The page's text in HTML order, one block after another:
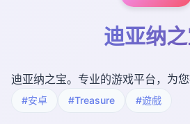
迪亚纳
迪亚纳之宝。专业的游戏平台，为您
#安卓 #Treasure #遊戲